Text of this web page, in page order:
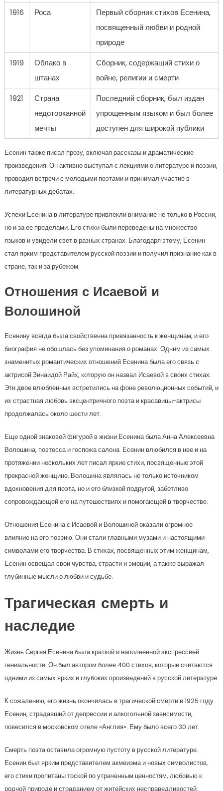
1916
Роса
Первый сборник стихов Есенина,
посвященный любви и родной
природе
1919
Облако в
штанах
Сборник, содержащий стихи о
войне, религии и смерти
1921
Страна
недоторканной
мечты
Последний сборник, был издан
упрощенным языком и был более
доступен для широкой публики
Есенин также писал прозу, включая рассказы и драматические
произведения. Он активно выступал с лекциями о литературе и поэзии,
проводил встречи с молодыми поэтами и принимал участие в
литературных дебатах.
Успехи Есенина в литературе привлекли внимание не только в России,
но и за ее пределами. Его стихи были переведены на множество
языков и увидели свет в разных странах. Благодаря этому, Есенин
стал ярким представителем русской поэзии и получил признание как в
стране, так и за рубежом.
Отношения с Исаевой и
Волошиной
Есенину всегда была свойственна привязанность к женщинам, и его
биография не обошлась без упоминания о романах. Одним из самых
знаменитых романтических отношений Есенина была его связь с
актрисой Зинаидой Райх, которую он назвал Исаевой в своих стихах.
Эти двое влюбленных встретились на фоне революционных событий, и
их страстная любовь эксцентричного поэта и красавицы-актрисы
продолжалась около шести лет.
Еще одной знаковой фигурой в жизни Есенина была Анна Алексеевна
Волошина, поэтесса и госпожа салона. Есенин влюбился в нее и на
протяжении нескольких лет писал яркие стихи, посвященные этой
прекрасной женщине. Волошина являлась не только источником
вдохновения для поэта, но и его близкой подругой, заботливо
сопровождающей его на путешествиях и помогающей в творчестве.
Отношения Есенина с Исаевой и Волошиной оказали огромное
влияние на его поэзию. Они стали главными музами и настоящими
символами его творчества. В стихах, посвященных этим женщинам,
Есенин освещал свои чувства, страсти и эмоции, а также выражал
глубинные мысли о любви и судьбе.
Трагическая смерть и
наследие
Жизнь Сергея Есенина была краткой и наполненной экспрессией
гениальности. Он был автором более 400 стихов, которые считаются
одними из самых ярких и глубоких произведений в русской литературе.
К сожалению, его жизнь окончилась в трагической смерти в 1925 году.
Есенин, страдавший от депрессии и алкогольной зависимости,
повесился в московском отеле «Англия». Ему было всего 30 лет.
Смерть поэта оставила огромную пустоту в русской литературе.
Есенин был ярким представителем акмеизма и новых символистов,
его стихи пропитаны тоской по утраченным ценностям, любовью к
родной природе и страданием от житейских несправедливостей.